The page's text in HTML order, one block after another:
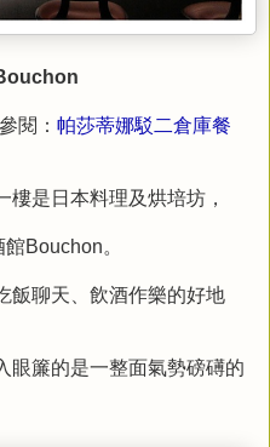
閱： 帕莎蒂娜駁二倉庫餐
是日本料理及烘培坊，
Bouchon。
飯聊天、飲酒作樂的好地
眼簾的是一整面氣勢磅礡的